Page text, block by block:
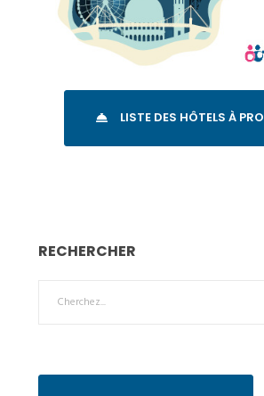
LISTE DES HÔTELS À
RECHERCHER